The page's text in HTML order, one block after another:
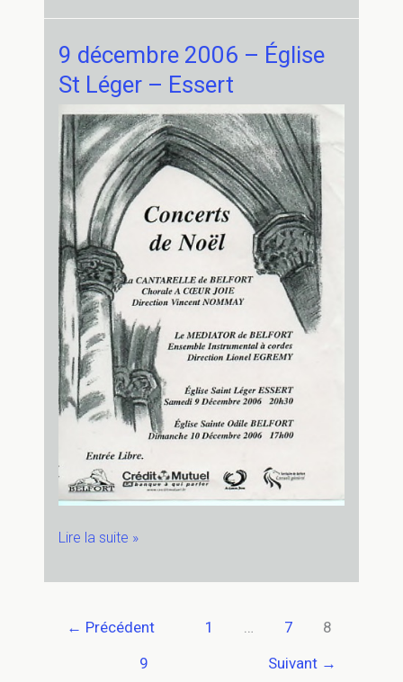
2006
Église
Ste
–
Belfort
9 décembre 2006 – Église
St Léger – Essert
9
2006
Église
Lire la suite »
← Précédent 1 7
8
9
Suivant →